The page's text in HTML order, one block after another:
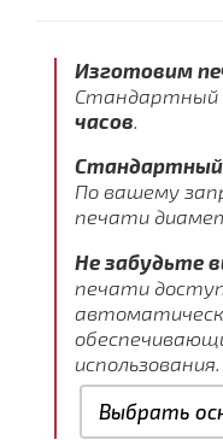
Изготовим
Стандартный
часов
По вашему
печати
Не забудьте
печати
использования.
Выбрать